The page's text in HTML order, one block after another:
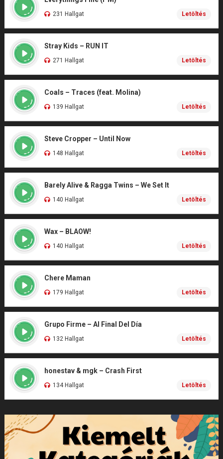
231 Hallgat Letöltés
Stray Kids – RUN IT
271 Hallgat Letöltés
Coals – Traces (feat. Molina)
139 Hallgat Letöltés
Steve Cropper – Until Now
148 Hallgat Letöltés
Barely Alive & Ragga Twins – We Set It
140 Hallgat Letöltés
Wax – BLAOW!
140 Hallgat Letöltés
Chere Maman
179 Hallgat Letöltés
Grupo Firme – Al Final Del Día
132 Hallgat Letöltés
honestav & mgk – Crash First
134 Hallgat Letöltés